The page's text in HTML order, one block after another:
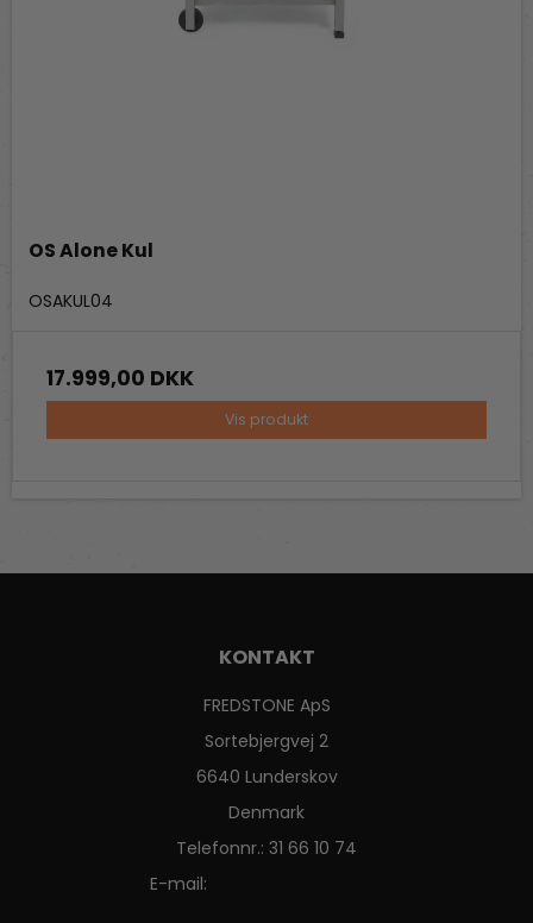
OS Alone Kul
OSAKUL04
17.999,00 DKK
Vis produkt
KONTAKT
FREDSTONE ApS
Sortebjergvej 2
6640 Lunderskov
Denmark
Telefonnr.: 31 66 10 74
E-mail: